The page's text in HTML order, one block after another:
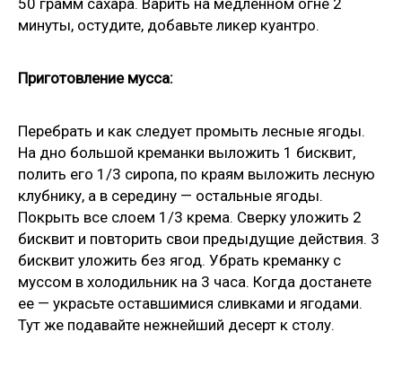
минуты, остудите, добавьте ликер куантро.
Приготовление мусса:
Перебрать и как следует промыть лесные ягоды.
На дно большой креманки выложить 1 бисквит,
полить его 1/3 сиропа, по краям выложить лесную
клубнику, а в середину — остальные ягоды.
Покрыть все слоем 1/3 крема. Сверку уложить 2
бисквит и повторить свои предыдущие действия. 3
бисквит уложить без ягод. Убрать креманку с
муссом в холодильник на 3 часа. Когда достанете
ее — украсьте оставшимися сливками и ягодами.
Тут же подавайте нежнейший десерт к столу.